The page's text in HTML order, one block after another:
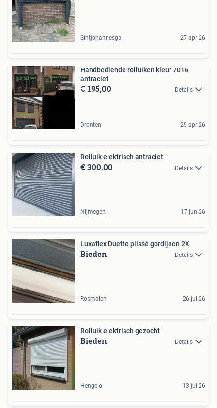
Sintjohannesga 27 apr 26
Handbediende rolluiken kleur 7016
antraciet
€ 195,00 Details
Dronten 29 apr 26
Rolluik elektrisch antraciet
€ 300,00 Details
Nijmegen 17 jun 26
Luxaflex Duette plissé gordijnen 2X
Bieden Details
Rosmalen 26 jul 26
Rolluik elektrisch gezocht
Bieden Details
Hengelo 13 jul 26